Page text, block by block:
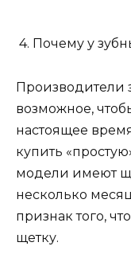
4. Почему у
Производители
возможное,
настоящее
купить
модели имеют
несколько
признак того,
щетку.